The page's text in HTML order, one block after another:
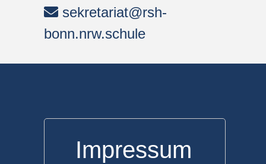
sekretariat@rsh-
bonn.nrw.schule
Impressum